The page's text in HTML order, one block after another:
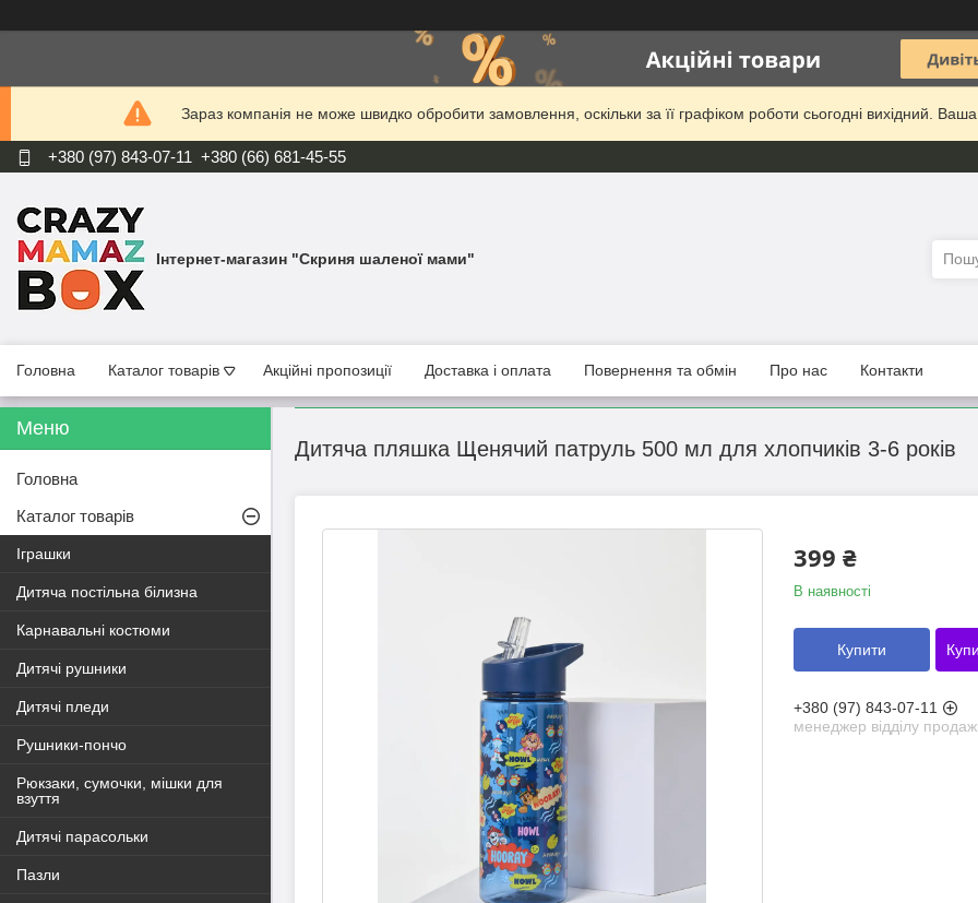
Зараз компанія не може швидко обробити замовлення, оскільки за її графіком роботи сьогодні вихідний.
+380 (97) 843-07-11 +380 (66) 681-45-55
Інтернет-магазин "Скриня шаленої мами"
Головна Каталог товарів Акційні пропозиції Доставка і оплата Повернення та обмін Про нас Контакти
Дитяча пляшка Щенячий патруль 500 мл для хлопчиків 3-6 років
399 ₴
В наявності
Купити
+380 (97) 843-07-11
менеджер відділу
Головна
Каталог товарів
Іграшки
Дитяча постільна білизна
Карнавальні костюми
Дитячі рушники
Дитячі пледи
Рушники-пончо
Рюкзаки, сумочки, мішки для
взуття
Дитячі парасольки
Пазли